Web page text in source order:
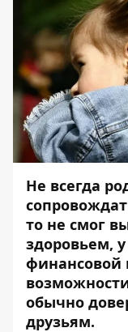
Не всегда
то не смог
здоровьем,
финансовой
обычно
друзьям.